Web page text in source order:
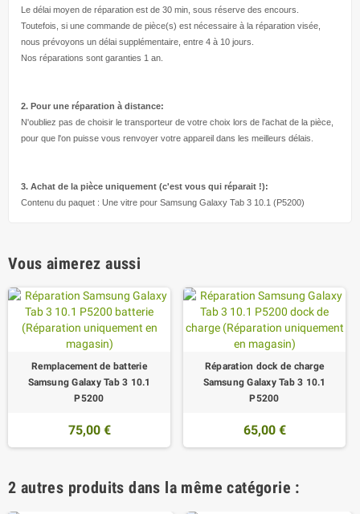
Le délai moyen de réparation est de 30 min, sous réserve des encours.
Toutefois, si une commande de pièce(s) est nécessaire à la réparation visée,
nous prévoyons un délai supplémentaire, entre 4 à 10 jours.
Nos réparations sont garanties 1 an.
2. Pour une réparation à distance:
N'oubliez pas de choisir le transporteur de votre choix lors de l'achat de la pièce,
pour que l'on puisse vous renvoyer votre appareil dans les meilleurs délais.
3. Achat de la pièce uniquement (c'est vous qui réparait !):
Contenu du paquet : Une vitre pour Samsung Galaxy Tab 3 10.1 (P5200)
Vous aimerez aussi
Remplacement de batterie
Samsung Galaxy Tab 3 10.1
P5200
75,00 €
Réparation dock de charge
Samsung Galaxy Tab 3 10.1
P5200
65,00 €
2 autres produits dans la même catégorie :